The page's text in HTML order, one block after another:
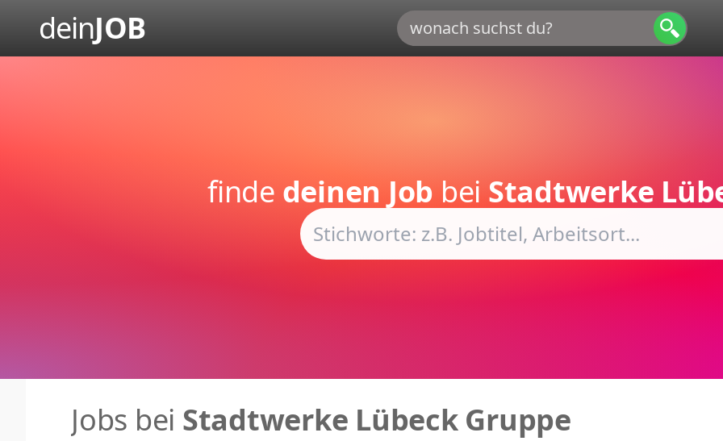
deinJOB
finde deinen Job beiStadtwerke
Jobs bei Stadtwerke Lübeck Gruppe